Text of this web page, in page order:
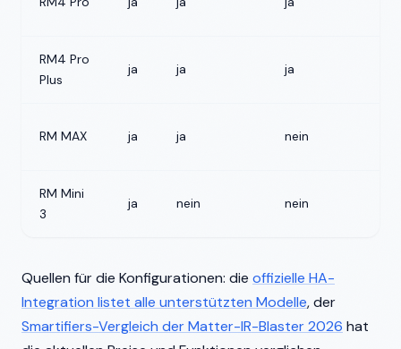
RM4 Pro
Plus
ja ja ja
RM MAX ja ja nein
RM Mini
3
ja nein nein
Quellen für die Konfigurationen: die offizielle HA-
Integration listet alle unterstützten Modelle, der
Smartifiers-Vergleich der Matter-IR-Blaster 2026 hat